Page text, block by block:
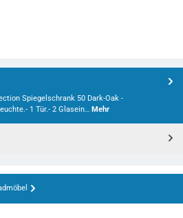
Spiegelschrank 50 Dark-Oak -
1 Tür.- 2 Glasein… Mehr